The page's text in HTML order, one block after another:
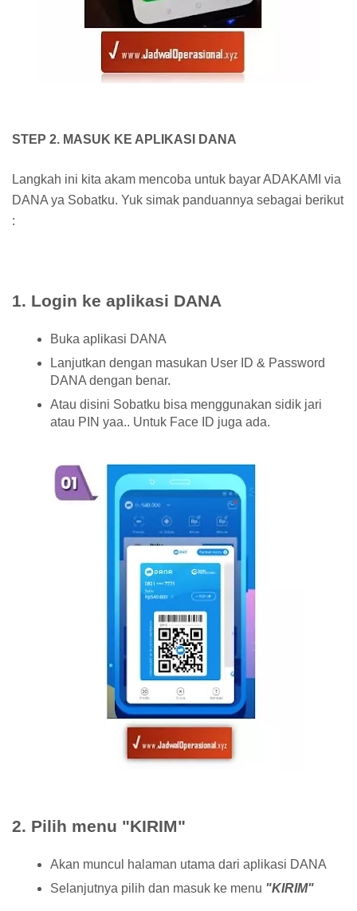
STEP 2. MASUK KE APLIKASI DANA
Langkah ini kita akam mencoba untuk bayar ADAKAMI via
DANA ya Sobatku. Yuk simak panduannya sebagai berikut
:
1. Login ke aplikasi DANA
Buka aplikasi DANA
Lanjutkan dengan masukan User ID & Password
DANA dengan benar.
Atau disini Sobatku bisa menggunakan sidik jari
atau PIN yaa.. Untuk Face ID juga ada.
2. Pilih menu "KIRIM"
Akan muncul halaman utama dari aplikasi DANA
Selanjutnya pilih dan masuk ke menu "KIRIM"